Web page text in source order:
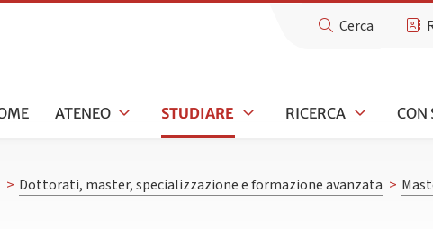
Cerca
ATENEO STUDIARE RICERCA CON
> Dottorati, master, specializzazione e formazione avanzata >